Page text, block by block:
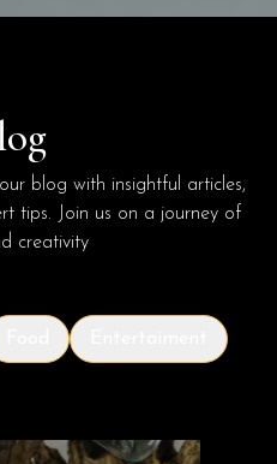
blog with insightful articles,
tips. Join us on a journey of
creativity